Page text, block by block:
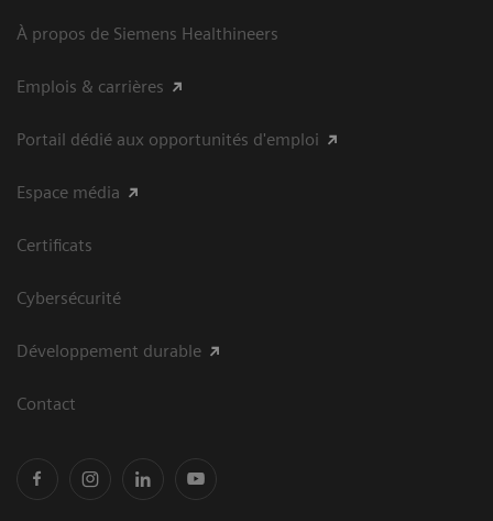
À propos de Siemens Healthineers
Emplois & carrières
Portail dédié aux opportunités d'emploi
Espace média
Certificats
Cybersécurité
Développement durable
Contact